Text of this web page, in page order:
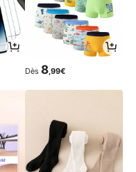
Dès 8,99€